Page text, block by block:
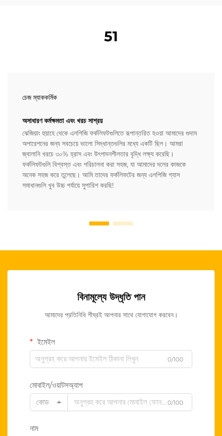
51
চেজ ম্যাককর্মিক
অসাধারণ কর্মক্ষমতা এবং খরচ সাশ্রয়
ঝেজিয়াং হুয়াহে থেকে এলপিজি ফর্কলিফটগুলিতে রূপান্তরিত হওয়া আমাদের গুদাম
অপারেশনের জন্য সবচেয়ে ভালো সিদ্ধান্তগুলির মধ্যে একটি ছিল। আমরা
জ্বালানি খরচে ৩০% হ্রাস এবং উৎপাদনশীলতার বৃদ্ধি লক্ষ্য করেছি।
ফর্কলিফটগুলি বিশ্বস্ত এবং পরিচালনা করা সহজ, যা আমাদের দলের কাজকে
অনেক সহজ করে তুলেছে। আমি তাদের ফর্কলিফটের জন্য এলপিজি গ্যাস
সমাধানগুলি খুব উচ্চ পর্যায়ে সুপারিশ করছি!
বিনামূল্যে উদ্ধৃতি পান
আমাদের প্রতিনিধি শীঘ্রই আপনার সাথে যোগাযোগ করবেন।
ইমেইল
0/100
মোবাইল/ওয়াটসঅ্যাপ
কোড
0/100
নাম